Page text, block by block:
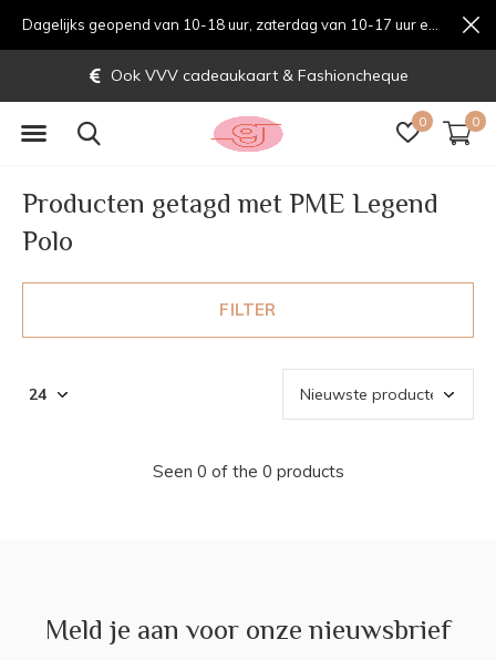
0 0
Ook VVV cadeaukaart & Fashioncheque
Producten getagd met PME Legend
Polo
FILTER
Seen 0 of the 0 products
Meld je aan voor onze nieuwsbrief